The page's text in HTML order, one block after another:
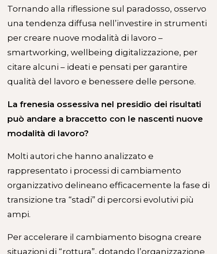
Tornando alla riflessione sul paradosso, osservo
una tendenza diffusa nell’investire in strumenti
per creare nuove modalità di lavoro –
smartworking, wellbeing digitalizzazione, per
citare alcuni – ideati e pensati per garantire
qualità del lavoro e benessere delle persone.
La frenesia ossessiva nel presidio dei risultati
può andare a braccetto con le nascenti nuove
modalità di lavoro?
Molti autori che hanno analizzato e
rappresentato i processi di cambiamento
organizzativo delineano efficacemente la fase di
transizione tra “stadi” di percorsi evolutivi più
ampi.
Per accelerare il cambiamento bisogna creare
situazioni di “rottura”, dotando l’organizzazione